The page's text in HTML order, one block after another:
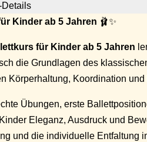
Details
Kinder ab 5 Jahren 🩰✨
für Kinder ab 5 Jahren
die Grundlagen des
Körperhaltung, Koordination
Übungen, erste
Eleganz, Ausdruck und
und die individuelle Entfaltung